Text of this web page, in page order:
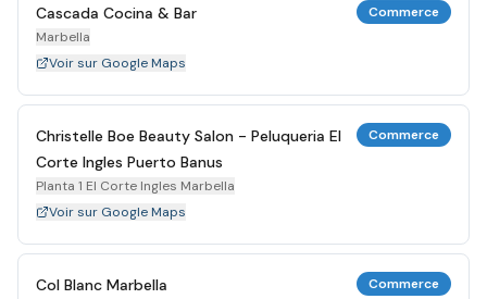
Cascada Cocina & Bar
Marbella
Commerce
Voir sur Google Maps
Christelle Boe Beauty Salon - Peluqueria El
Corte Ingles Puerto Banus
Planta 1 El Corte Ingles Marbella
Commerce
Voir sur Google Maps
Col Blanc Marbella Commerce